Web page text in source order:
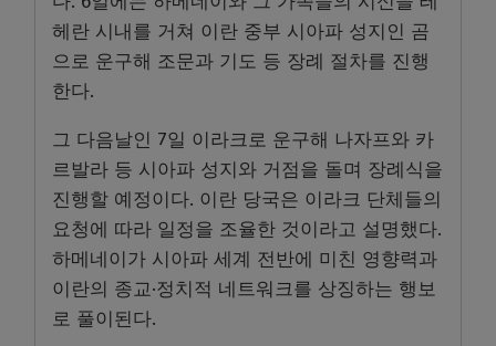
헤란 시내를 거쳐 이란 중부 시아파 성지인 곰
으로 운구해 조문과 기도 등 장례 절차를 진행
한다.
그 다음날인 7일 이라크로 운구해 나자프와 카
르발라 등 시아파 성지와 거점을 돌며 장례식을
진행할 예정이다. 이란 당국은 이라크 단체들의
요청에 따라 일정을 조율한 것이라고 설명했다.
하메네이가 시아파 세계 전반에 미친 영향력과
이란의 종교·정치적 네트워크를 상징하는 행보
로 풀이된다.